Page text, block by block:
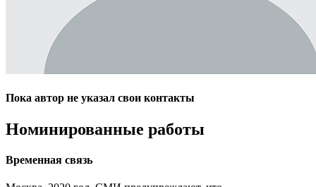
Пока автор не указал свои контакты
Номинированные работы
Временная связь